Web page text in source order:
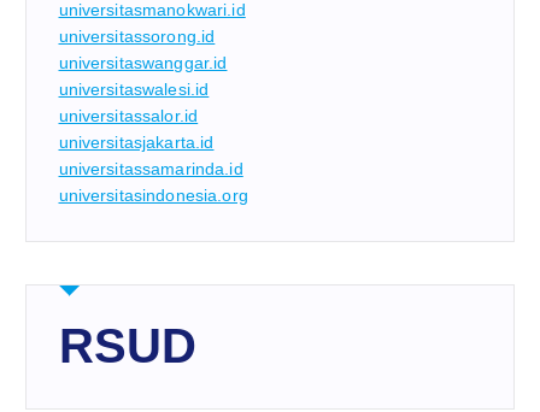
universitasmanokwari.id
universitassorong.id
universitaswanggar.id
universitaswalesi.id
universitassalor.id
universitasjakarta.id
universitassamarinda.id
universitasindonesia.org
RSUD